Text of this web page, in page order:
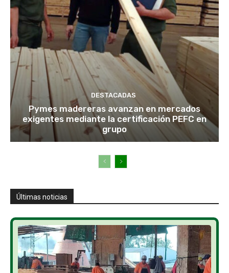
DESTACADAS
Pymes madereras avanzan en mercados
exigentes mediante la certificación PEFC en
grupo
Últimas noticias